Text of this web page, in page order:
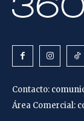
Contacto:
Área Comercial: